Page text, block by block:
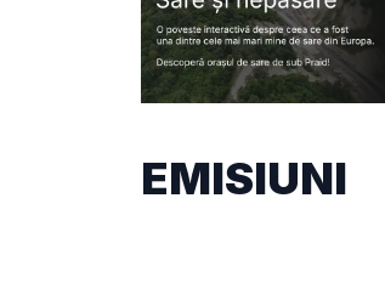
EMISIUNI